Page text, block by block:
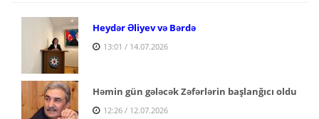
Heydər Əliyev və Bərdə
13:01 / 14.07.2026
Həmin gün gələcək Zəfərlərin başlanğıcı oldu
12:26 / 12.07.2026